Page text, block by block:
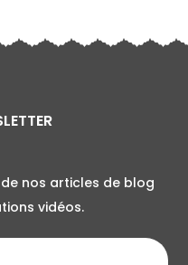
nos articles de blog
vidéos.